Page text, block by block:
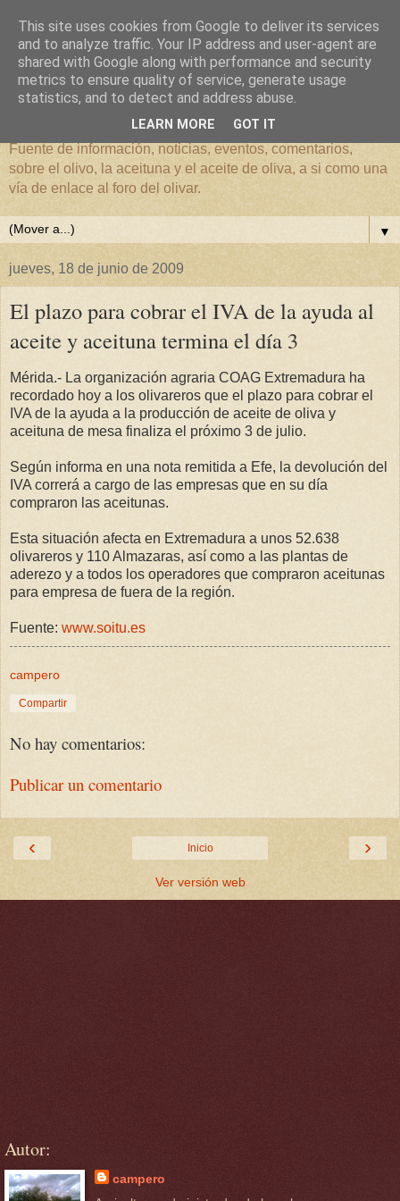
El mundo del Olivar
Fuente de información, noticias, eventos, comentarios,
sobre el olivo, la aceituna y el aceite de oliva, a si como una
vía de enlace al foro del olivar.
▼
jueves, 18 de junio de 2009
El plazo para cobrar el IVA de la ayuda al
aceite y aceituna termina el día 3
Mérida.- La organización agraria COAG Extremadura ha
recordado hoy a los olivareros que el plazo para cobrar el
IVA de la ayuda a la producción de aceite de oliva y
aceituna de mesa finaliza el próximo 3 de julio.
Según informa en una nota remitida a Efe, la devolución del
IVA correrá a cargo de las empresas que en su día
compraron las aceitunas.
Esta situación afecta en Extremadura a unos 52.638
olivareros y 110 Almazaras, así como a las plantas de
aderezo y a todos los operadores que compraron aceitunas
para empresa de fuera de la región.
Fuente: www.soitu.es
campero
Compartir
No hay comentarios:
Publicar un comentario
‹ ›
Inicio
Ver versión web
Autor:
campero
This site uses cookies from Google to deliver its services
and to analyze traffic. Your IP address and user-agent are
shared with Google along with performance and security
metrics to ensure quality of service, generate usage
statistics, and to detect and address abuse.
LEARN MORE GOT IT